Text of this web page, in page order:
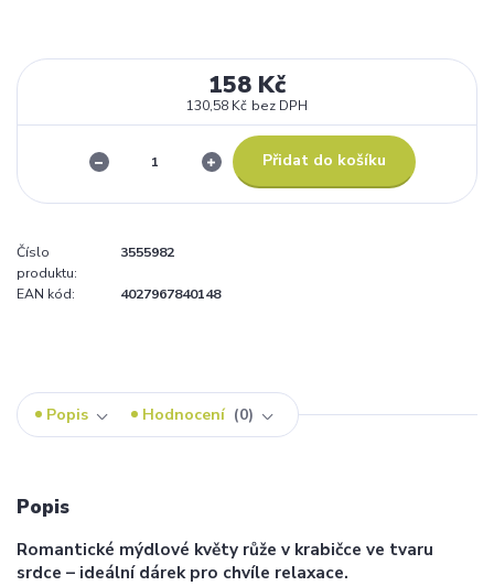
158 Kč
130,58 Kč bez DPH
Přidat do košíku
Číslo
produktu:
3555982
EAN kód: 4027967840148
Popis Hodnocení 0
Popis
Romantické mýdlové květy růže v krabičce ve tvaru
srdce – ideální dárek pro chvíle relaxace.